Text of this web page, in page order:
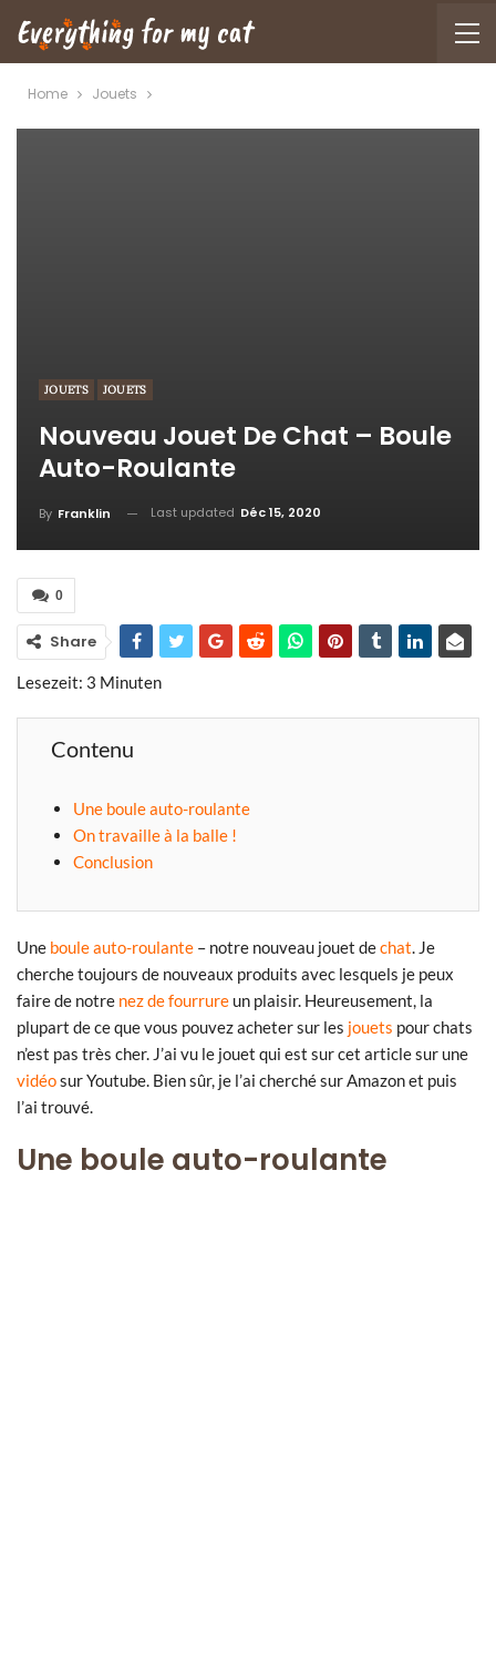
Home Jouets
JOUETS JOUETS
Nouveau Jouet De Chat – Boule
Auto-Roulante
By Franklin Last updated Déc 15, 2020
0
Share
Lesezeit: 3 Minuten
Contenu
Une boule auto-roulante
On travaille à la balle !
Conclusion
Une boule auto-roulante – notre nouveau jouet dechat. Je
cherche toujours de nouveaux produits avec lesquels je peux
faire de notre nez de fourrure un plaisir. Heureusement, la
plupart de ce que vous pouvez acheter sur les jouets pour chats
n’est pas très cher. J’ai vu le jouet qui est sur cet article sur une
vidéosur Youtube. Bien sûr, je l’ai cherché sur Amazon et puis
l’ai trouvé.
Une boule auto-roulante